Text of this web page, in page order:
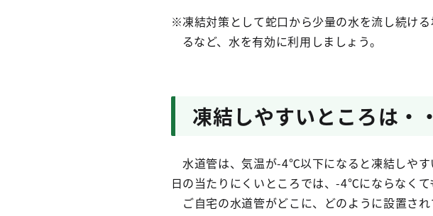
※凍結対策として蛇口から少量の水を流し続け
るなど、水を有効に利用しましょう。
凍結しやすいところは・
水道管は、気温が-4℃以下になると凍結しや
日の当たりにくいところでは、-4℃にならなくて
ご自宅の水道管がどこに、どのように設置さ